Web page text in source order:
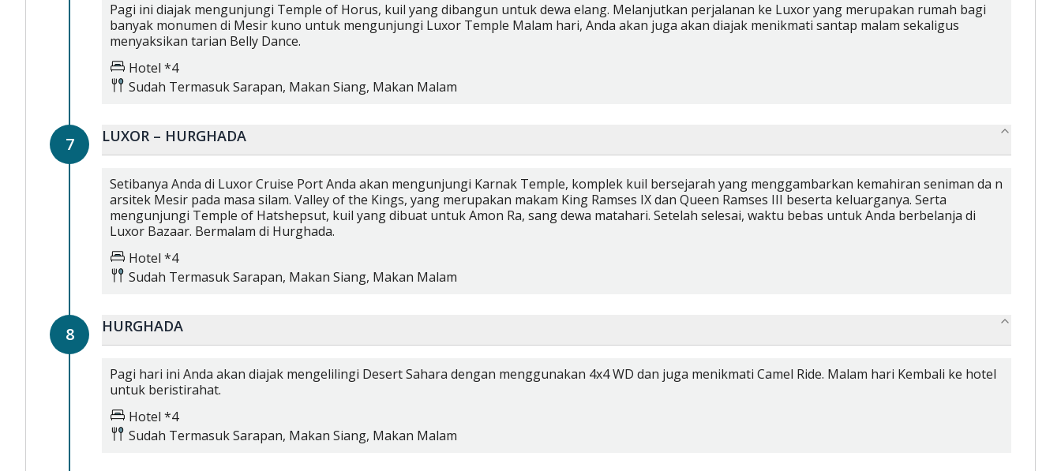
Pagi ini diajak mengunjungi Temple of Horus, kuil yang dibangun untuk dewa elang. Melanjutkan perjalanan ke Luxor yang merupakan rumah bagi
banyak monumen di Mesir kuno untuk mengunjungi Luxor Temple Malam hari, Anda akan juga akan diajak menikmati santap malam sekaligus
menyaksikan tarian Belly Dance.
Hotel *4
Sudah TermasukSarapan, Makan Siang, Makan Malam
7 LUXOR – HURGHADA
Setibanya Anda di Luxor Cruise Port Anda akan mengunjungi Karnak Temple, komplek kuil bersejarah yang menggambarkan kemahiran seniman da n
arsitek Mesir pada masa silam. Valley of the Kings, yang merupakan makam King Ramses IX dan Queen Ramses III beserta keluarganya. Serta
mengunjungi Temple of Hatshepsut, kuil yang dibuat untuk Amon Ra, sang dewa matahari. Setelah selesai, waktu bebas untuk Anda berbelanja di
Luxor Bazaar. Bermalam di Hurghada.
Hotel *4
Sudah TermasukSarapan, Makan Siang, Makan Malam
8 HURGHADA
Pagi hari ini Anda akan diajak mengelilingi Desert Sahara dengan menggunakan 4x4 WD dan juga menikmati Camel Ride. Malam hari Kembali ke hotel
untuk beristirahat.
Hotel *4
Sudah TermasukSarapan, Makan Siang, Makan Malam